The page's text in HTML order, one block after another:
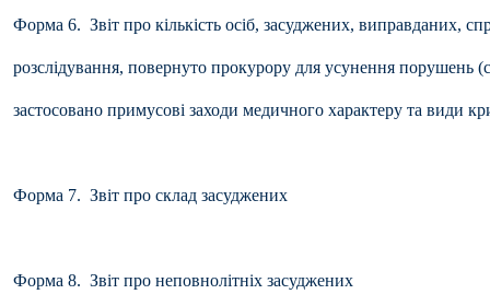
Форма 6. Звіт про кількість осіб, засуджених, виправданих,
розслідування, повернуто прокурору для усунення
застосовано примусові заходи медичного характеру та види
Форма 7. Звіт про склад засуджених
Форма 8. Звіт про неповнолітніх засуджених